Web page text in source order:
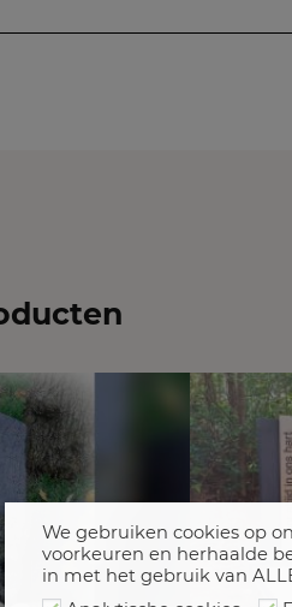
We gebruiken cookies op
voorkeuren en herhaalde
in met het gebruik van